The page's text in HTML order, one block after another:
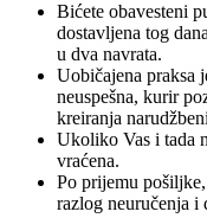
Bićete obavesteni
dostavljena tog
u dva navrata.
Uobičajena praksa
neuspešna, kurir
kreiranja
Ukoliko Vas i tada
vraćena.
Po prijemu
razlog neuručenja i